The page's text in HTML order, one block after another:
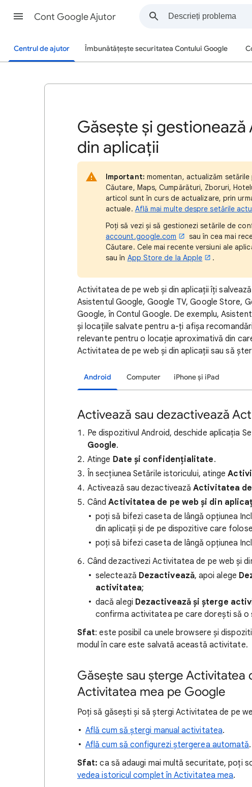
Cont Google Ajutor
Centrul de ajutor Îmbunătățește securitatea Contului Google
Găsește și
din aplicații
Important: momentan, actualizăm
Căutare, Maps, Cumpărături, Zboruri,
articol sunt în curs de actualizare, prin
actuale. Află mai multe despre setările
Poți să vezi și să gestionezi setările de
account.google.com
sau în cea mai
Căutare. Cele mai recente versiuni ale
sau în App Store de la Apple .
Activitatea de pe web și din aplicații îți
Asistentul Google, Google TV, Google Store,
Google, în Contul Google. De exemplu,
și locațiile salvate pentru a-ți afișa
relevante pentru o locație aproximativă din
Activitatea de pe web și din aplicații sau să
Android Computer iPhone și iPad
Activează sau dezactivează
Pe dispozitivul Android, deschide aplicația
Google.
Atinge Date și confidențialitate.
În secțiunea Setările istoricului, atinge
Activează sau dezactiveazăActivitatea
CândActivitatea de pe web și din
poți să bifezi caseta de lângă opțiunea
din aplicații și de pe dispozitive care
poți să bifezi caseta de lângă opțiunea
Când dezactivezi Activitatea de pe web și
selectează Dezactivează, apoi alege
activitatea;
dacă alegi Dezactivează și șterge
confirma activitatea pe care dorești să o
Sfat: este posibil ca unele browsere și
modul în care este salvată această activitate.
Găsește sau șterge Activitatea
Activitatea mea pe Google
Poți să găsești și să ștergi Activitatea de pe
Află cum să ștergi manual activitatea.
Află cum să configurezi ștergerea automată.
Sfat: ca să adaugi mai multă securitate, poți
vedea istoricul complet în Activitatea mea.